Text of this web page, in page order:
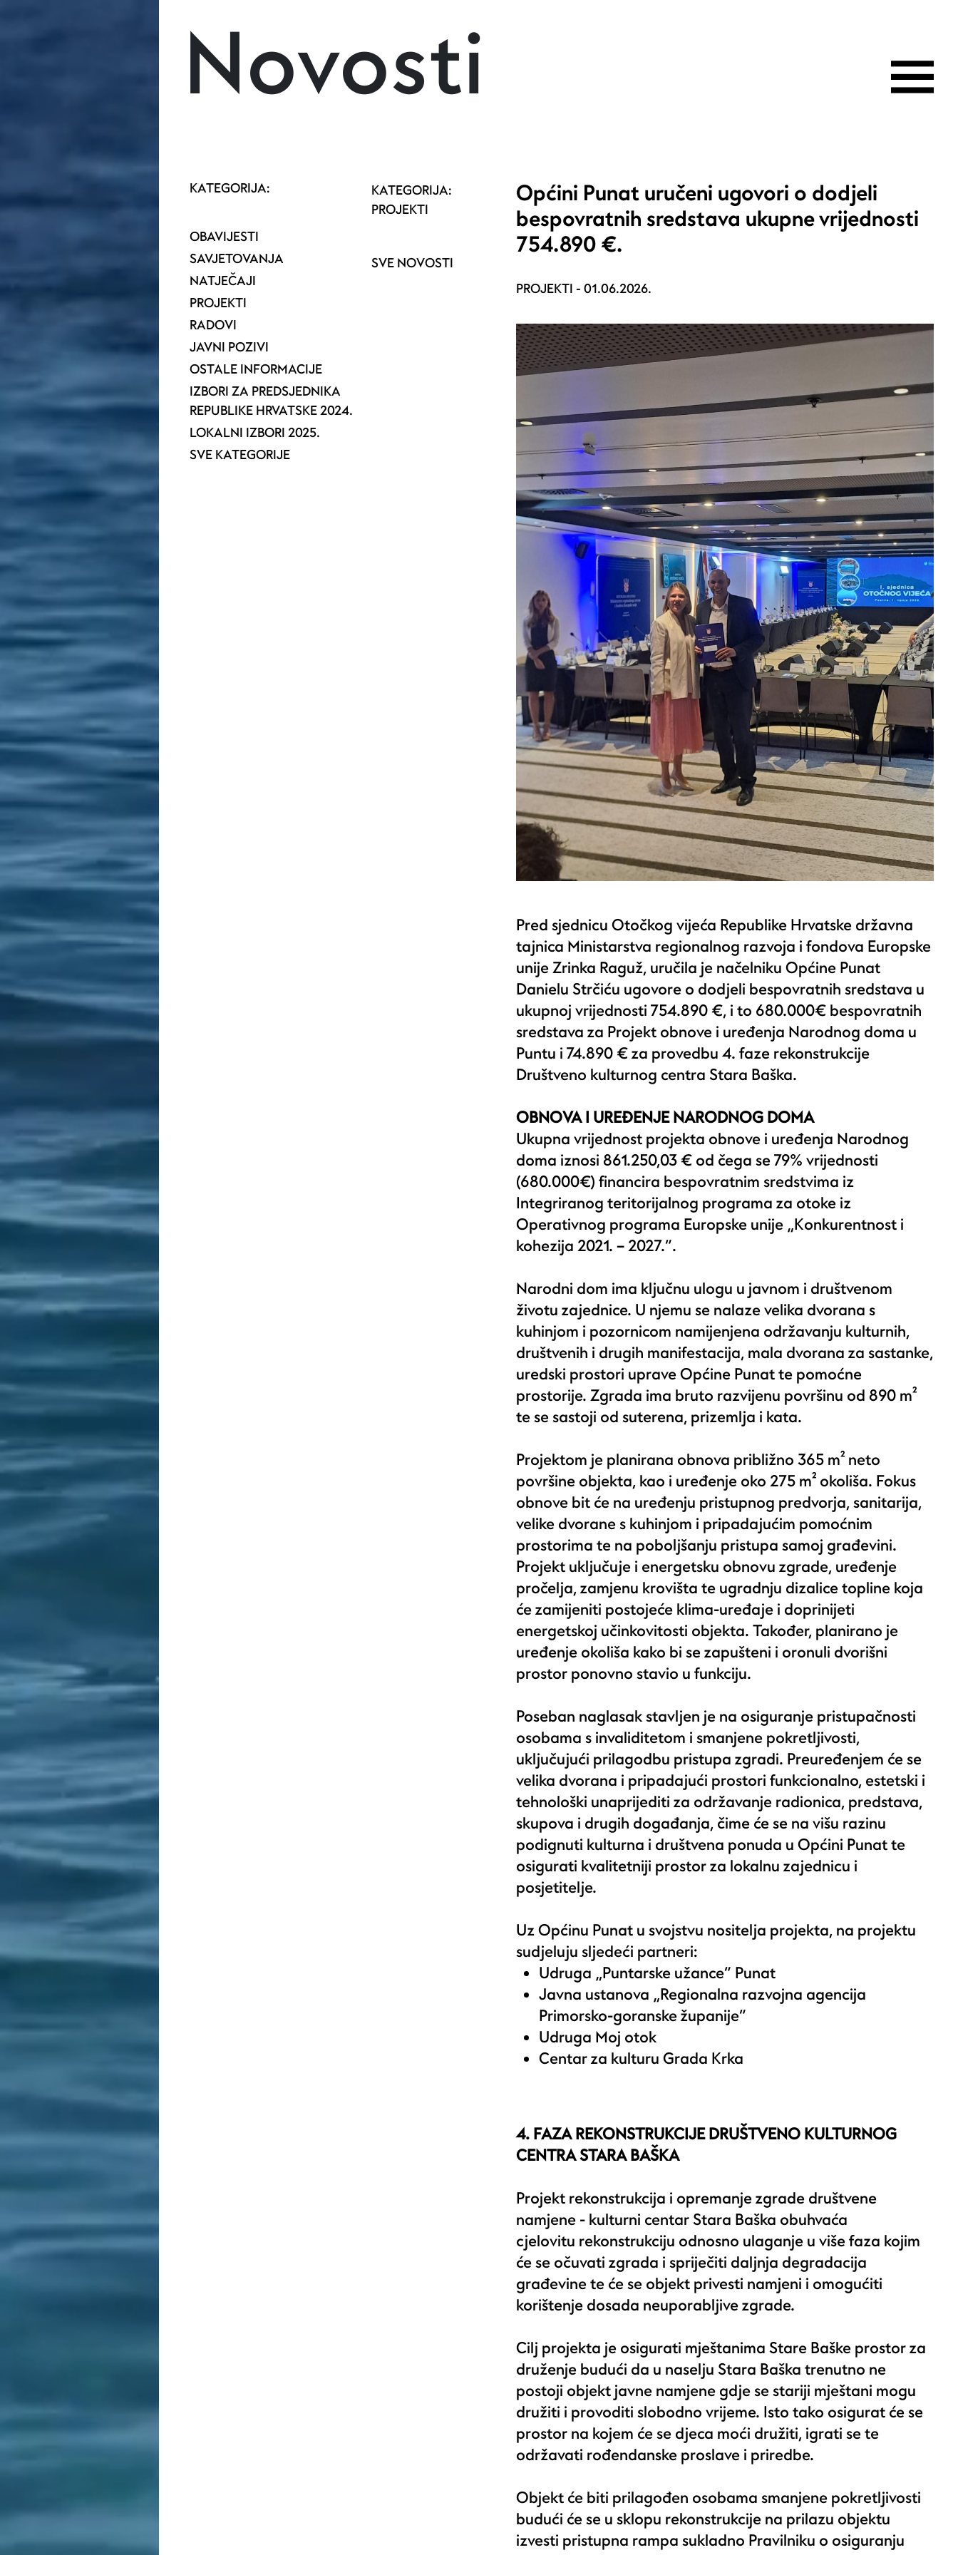
Novosti
KATEGORIJA:
OBAVIJESTI
SAVJETOVANJA
NATJEČAJI
PROJEKTI
RADOVI
JAVNI POZIVI
OSTALE INFORMACIJE
IZBORI ZA PREDSJEDNIKA
REPUBLIKE HRVATSKE 2024.
LOKALNI IZBORI 2025.
SVE KATEGORIJE
KATEGORIJA:
PROJEKTI
SVE NOVOSTI
Općini Punat uručeni ugovori o dodjeli
bespovratnih sredstava ukupne vrijednosti
754.890 €.
PROJEKTI -01.06.2026.
Pred sjednicu Otočkog vijeća Republike Hrvatske državna
tajnica Ministarstva regionalnog razvoja i fondova Europske
unije Zrinka Raguž, uručila je načelniku Općine Punat
Danielu Strčiću ugovore o dodjeli bespovratnih sredstava u
ukupnoj vrijednosti 754.890 €, i to 680.000€ bespovratnih
sredstava za Projekt obnove i uređenja Narodnog doma u
Puntu i 74.890 € za provedbu 4. faze rekonstrukcije
Društveno kulturnog centra Stara Baška.
OBNOVA I UREĐENJE NARODNOG DOMA
Ukupna vrijednost projekta obnove i uređenja Narodnog
doma iznosi 861.250,03 € od čega se 79% vrijednosti
(680.000€) financira bespovratnim sredstvima iz
Integriranog teritorijalnog programa za otoke iz
Operativnog programa Europske unije „Konkurentnost i
kohezija 2021. – 2027.“.
Narodni dom ima ključnu ulogu u javnom i društvenom
životu zajednice. U njemu se nalaze velika dvorana s
kuhinjom i pozornicom namijenjena održavanju kulturnih,
društvenih i drugih manifestacija, mala dvorana za sastanke,
uredski prostori uprave Općine Punat te pomoćne
prostorije. Zgrada ima bruto razvijenu površinu od 890 m²
te se sastoji od suterena, prizemlja i kata.
Projektom je planirana obnova približno 365 m² neto
površine objekta, kao i uređenje oko 275 m² okoliša. Fokus
obnove bit će na uređenju pristupnog predvorja, sanitarija,
velike dvorane s kuhinjom i pripadajućim pomoćnim
prostorima te na poboljšanju pristupa samoj građevini.
Projekt uključuje i energetsku obnovu zgrade, uređenje
pročelja, zamjenu krovišta te ugradnju dizalice topline koja
će zamijeniti postojeće klima-uređaje i doprinijeti
energetskoj učinkovitosti objekta. Također, planirano je
uređenje okoliša kako bi se zapušteni i oronuli dvorišni
prostor ponovno stavio u funkciju.
Poseban naglasak stavljen je na osiguranje pristupačnosti
osobama s invaliditetom i smanjene pokretljivosti,
uključujući prilagodbu pristupa zgradi. Preuređenjem će se
velika dvorana i pripadajući prostori funkcionalno, estetski i
tehnološki unaprijediti za održavanje radionica, predstava,
skupova i drugih događanja, čime će se na višu razinu
podignuti kulturna i društvena ponuda u Općini Punat te
osigurati kvalitetniji prostor za lokalnu zajednicu i
posjetitelje.
Uz Općinu Punat u svojstvu nositelja projekta, na projektu
sudjeluju sljedeći partneri:
Udruga „Puntarske užance“ Punat
Javna ustanova „Regionalna razvojna agencija
Primorsko-goranske županije“
Udruga Moj otok
Centar za kulturu Grada Krka
4. FAZA REKONSTRUKCIJE DRUŠTVENO KULTURNOG
CENTRA STARA BAŠKA
Projekt rekonstrukcija i opremanje zgrade društvene
namjene - kulturni centar Stara Baška obuhvaća
cjelovitu rekonstrukciju odnosno ulaganje u više faza kojim
će se očuvati zgrada i spriječiti daljnja degradacija
građevine te će se objekt privesti namjeni i omogućiti
korištenje dosada neuporabljive zgrade.
Cilj projekta je osigurati mještanima Stare Baške prostor za
druženje budući da u naselju Stara Baška trenutno ne
postoji objekt javne namjene gdje se stariji mještani mogu
družiti i provoditi slobodno vrijeme. Isto tako osigurat će se
prostor na kojem će se djeca moći družiti, igrati se te
održavati rođendanske proslave i priredbe.
Objekt će biti prilagođen osobama smanjene pokretljivosti
budući će se u sklopu rekonstrukcije na prilazu objektu
izvesti pristupna rampa sukladno Pravilniku o osiguranju